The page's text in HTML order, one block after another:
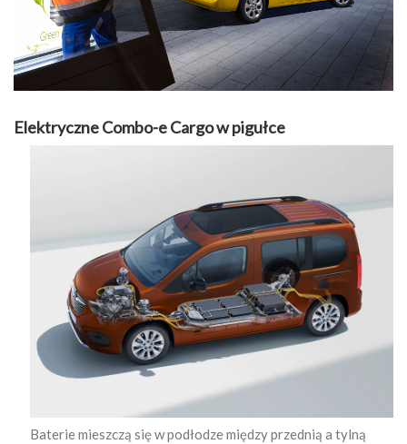
Elektryczne Combo-e Cargo w pigułce
Baterie mieszczą się w podłodze między przednią a tylną